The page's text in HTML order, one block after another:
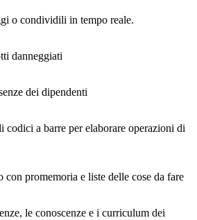
o condividili in tempo reale.
danneggiati
dei dipendenti
a barre per elaborare operazioni di
con promemoria e liste delle cose da fare
le conoscenze e i curriculum dei